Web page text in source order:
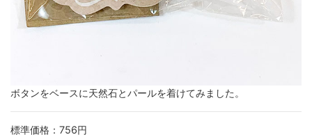
ボタンをベースに天然石とパールを着けてみました。
標準価格：756円